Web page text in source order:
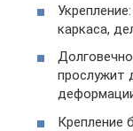
каркаса,
прослужит
Крепление